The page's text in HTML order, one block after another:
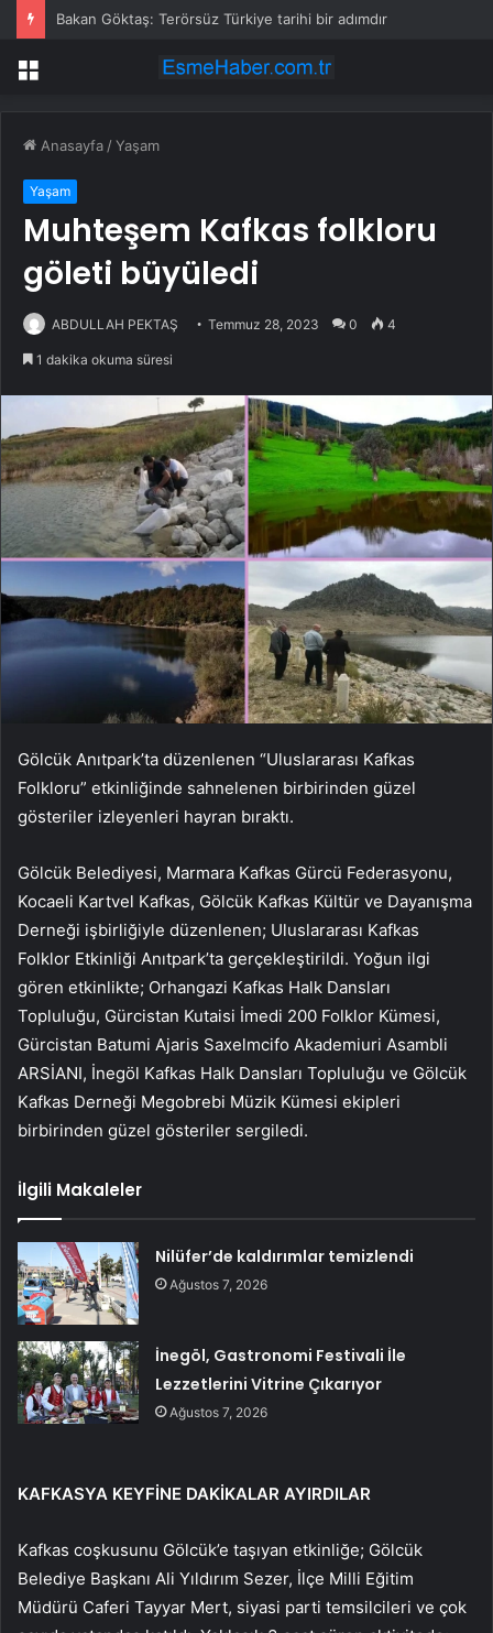
Bakan Göktaş: Terörsüz Türkiye tarihi bir adımdır
Menü
Anasayfa /Yaşam
Yaşam
Muhteşem Kafkas folkloru
göleti büyüledi
ABDULLAH PEKTAŞ Temmuz 28, 2023 0 4
1 dakika okuma süresi
Gölcük Anıtpark’ta düzenlenen “Uluslararası Kafkas
Folkloru” etkinliğinde sahnelenen birbirinden güzel
gösteriler izleyenleri hayran bıraktı.
Gölcük Belediyesi, Marmara Kafkas Gürcü Federasyonu,
Kocaeli Kartvel Kafkas, Gölcük Kafkas Kültür ve Dayanışma
Derneği işbirliğiyle düzenlenen; Uluslararası Kafkas
Folklor Etkinliği Anıtpark’ta gerçekleştirildi. Yoğun ilgi
gören etkinlikte; Orhangazi Kafkas Halk Dansları
Topluluğu, Gürcistan Kutaisi İmedi 200 Folklor Kümesi,
Gürcistan Batumi Ajaris Saxelmcifo Akademiuri Asambli
ARSİANI, İnegöl Kafkas Halk Dansları Topluluğu ve Gölcük
Kafkas Derneği Megobrebi Müzik Kümesi ekipleri
birbirinden güzel gösteriler sergiledi.
İlgili Makaleler
Nilüfer’de kaldırımlar temizlendi
Ağustos 7, 2026
İnegöl, Gastronomi Festivali İle
Lezzetlerini Vitrine Çıkarıyor
Ağustos 7, 2026
KAFKASYA KEYFİNE DAKİKALAR AYIRDILAR
Kafkas coşkusunu Gölcük’e taşıyan etkinliğe; Gölcük
Belediye Başkanı Ali Yıldırım Sezer, İlçe Milli Eğitim
Müdürü Caferi Tayyar Mert, siyasi parti temsilcileri ve çok